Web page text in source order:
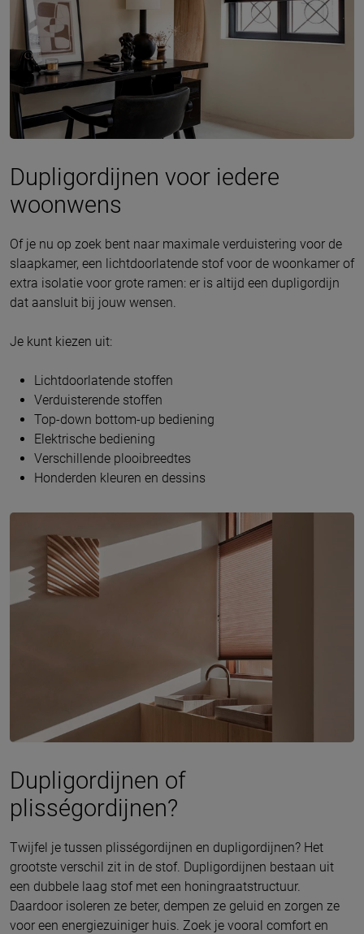
Dupligordijnen voor iedere
woonwens
Of je nu op zoek bent naar maximale verduistering voor de
slaapkamer, een lichtdoorlatende stof voor de woonkamer of
extra isolatie voor grote ramen: er is altijd een dupligordijn
dat aansluit bij jouw wensen.
Je kunt kiezen uit:
Lichtdoorlatende stoffen
Verduisterende stoffen
Top-down bottom-up bediening
Elektrische bediening
Verschillende plooibreedtes
Honderden kleuren en dessins
Dupligordijnen of
plisségordijnen?
Twijfel je tussen plisségordijnen en dupligordijnen? Het
grootste verschil zit in de stof. Dupligordijnen bestaan uit
een dubbele laag stof met een honingraatstructuur.
Daardoor isoleren ze beter, dempen ze geluid en zorgen ze
voor een energiezuiniger huis. Zoek je vooral comfort en